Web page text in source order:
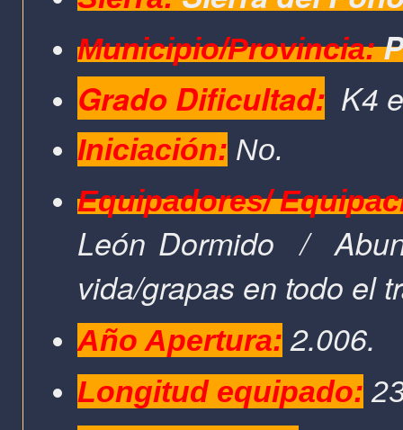
Municipio/Provincia:
Grado Dificultad: K4
Iniciación: No.
Equipadores/
León Dormido /
vida/grapas en todo el
Año Apertura: 2.006.
Longitud equipado: